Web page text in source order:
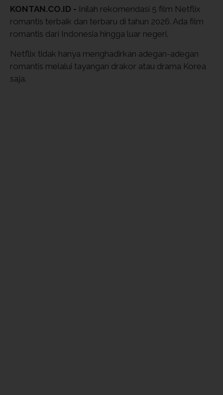
KONTAN.CO.ID - Inilah rekomendasi 5 film Netflix
romantis terbaik dan terbaru di tahun 2026. Ada film
romantis dari Indonesia hingga luar negeri.
Netflix tidak hanya menghadirkan adegan-adegan
romantis melalui tayangan drakor atau drama Korea
saja.